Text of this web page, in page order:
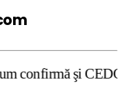
în cazul